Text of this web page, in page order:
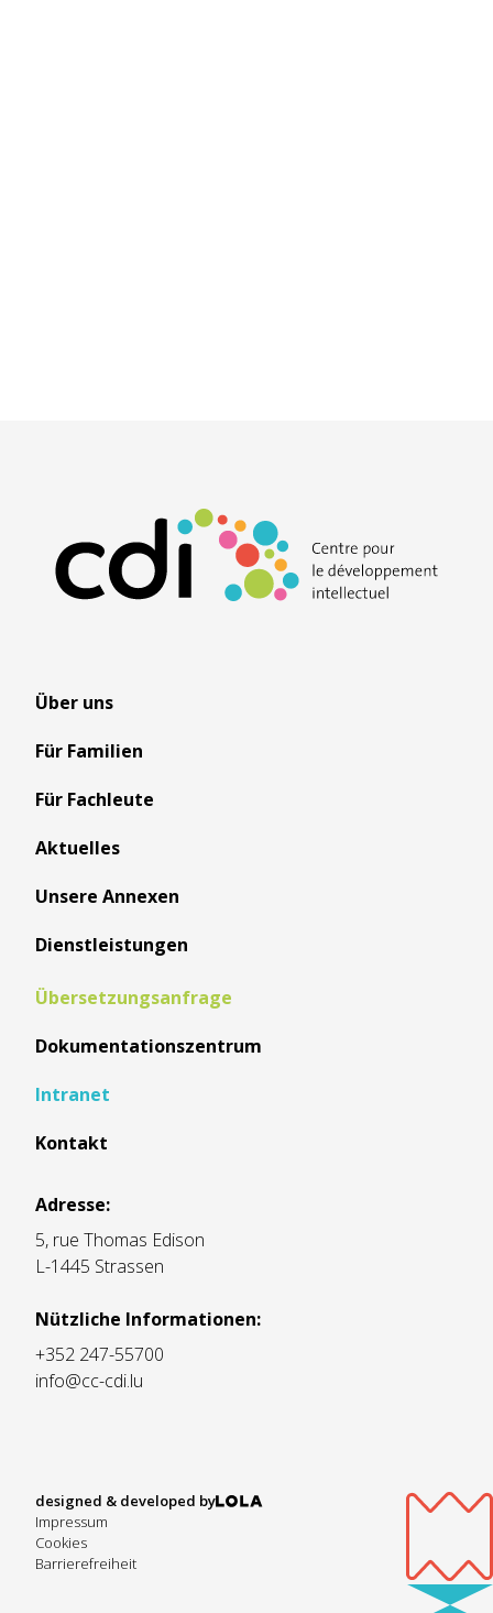
Über uns
Für Familien
Für Fachleute
Aktuelles
Unsere Annexen
Dienstleistungen
Übersetzungsanfrage
Dokumentationszentrum
Intranet
Kontakt
Adresse:
5, rue Thomas Edison
L-1445 Strassen
Nützliche Informationen:
+352 247-55700
info@cc-cdi.lu
designed & developed by
Impressum
Cookies
Barrierefreiheit